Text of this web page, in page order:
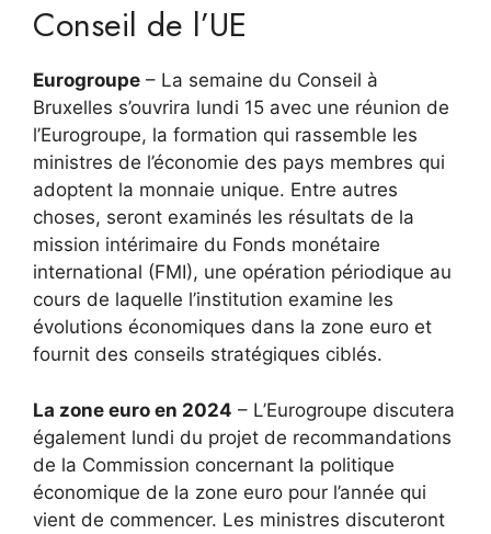
Conseil de l’UE
Eurogroupe – La semaine du Conseil à
Bruxelles s’ouvrira lundi 15 avec une réunion de
l’Eurogroupe, la formation qui rassemble les
ministres de l’économie des pays membres qui
adoptent la monnaie unique. Entre autres
choses, seront examinés les résultats de la
mission intérimaire du Fonds monétaire
international (FMI), une opération périodique au
cours de laquelle l’institution examine les
évolutions économiques dans la zone euro et
fournit des conseils stratégiques ciblés.
La zone euro en 2024 – L’Eurogroupe discutera
également lundi du projet de recommandations
de la Commission concernant la politique
économique de la zone euro pour l’année qui
vient de commencer. Les ministres discuteront